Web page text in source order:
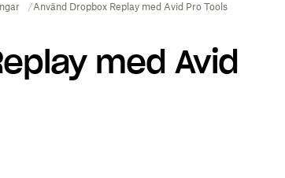
Använd Dropbox Replay med Avid Pro Tools
med Avid